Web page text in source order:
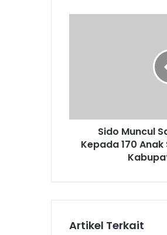
u
u
n
Sido Muncul
Kepada 170
Artikel Terkait